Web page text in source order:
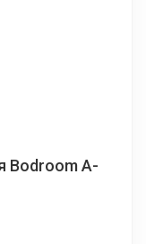
Bodroom A-